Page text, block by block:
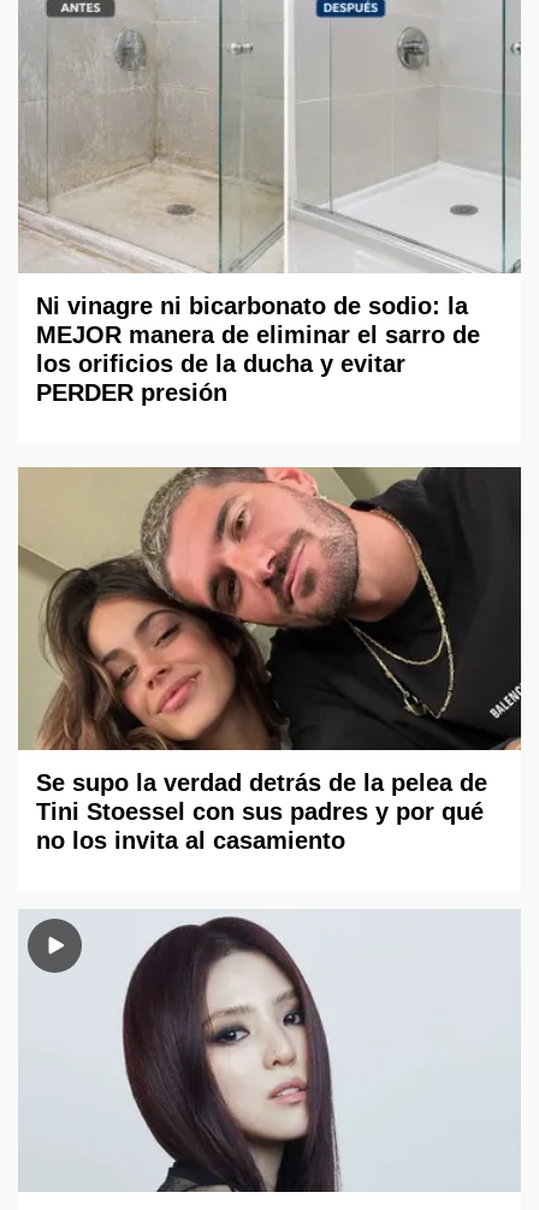
Ni vinagre ni bicarbonato de sodio: la
MEJOR manera de eliminar el sarro de
los orificios de la ducha y evitar
PERDER presión
Se supo la verdad detrás de la pelea de
Tini Stoessel con sus padres y por qué
no los invita al casamiento